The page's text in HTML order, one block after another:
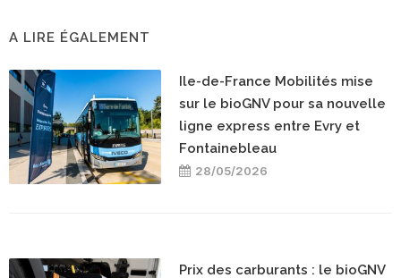
A LIRE ÉGALEMENT
Ile-de-France Mobilités mise
sur le bioGNV pour sa nouvelle
ligne express entre Evry et
Fontainebleau
28/05/2026
Prix des carburants : le bioGNV